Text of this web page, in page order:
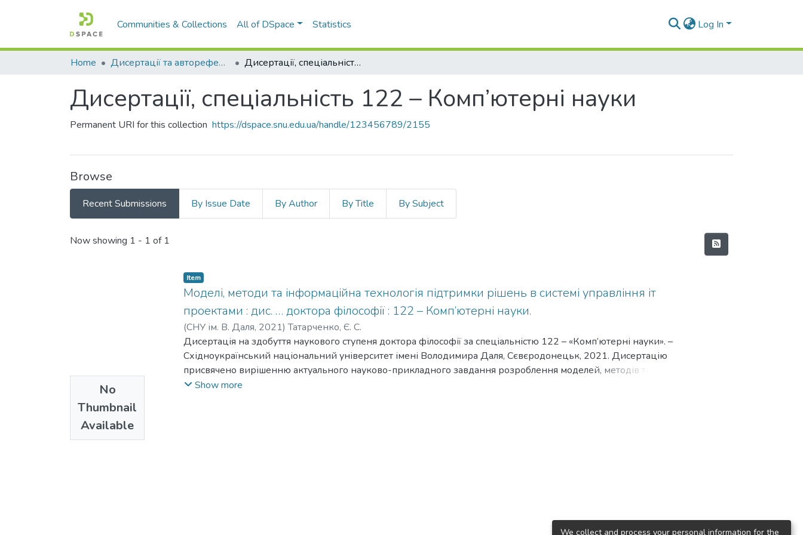
Communities & Collections All of DSpace Statistics Log In
Home Дисертації та автореферати дисертацій Дисертації, спеціальність 122 – Комп’ютерні науки
Дисертації, спеціальність 122 – Комп’ютерні науки
Permanent URI for this collection https://dspace.snu.edu.ua/handle/123456789/2155
Browse
Recent Submissions By Issue Date By Author By Title By Subject
Recent Submissions
Now showing 1 - 1 of 1
No
Thumbnail
Available
Item
Моделі, методи та інформаційна технологія підтримки рішень в системі управління іт
проектами : дис. … доктора філософії : 122 – Комп’ютерні науки.
(СНУ ім. В. Даля, 2021)Татарченко, Є. С.
Дисертація на здобуття наукового ступеня доктора філософії за спеціальністю 122 – «Комп’ютерні науки». –
Східноукраїнський національний університет імені Володимира Даля, Сєвєродонецьк, 2021. Дисертацію
присвячено вирішенню актуального науково-прикладного завдання розроблення моделей, методів та
засобів інформаційної технології підтримки прийняття рішень за станом показників ІТ проекту, сутність
розвитком IT компаній (проектів) в умовах невизначеності та необхідності реорганізацій (злиття та
Show more
We collect and process your personal information for the